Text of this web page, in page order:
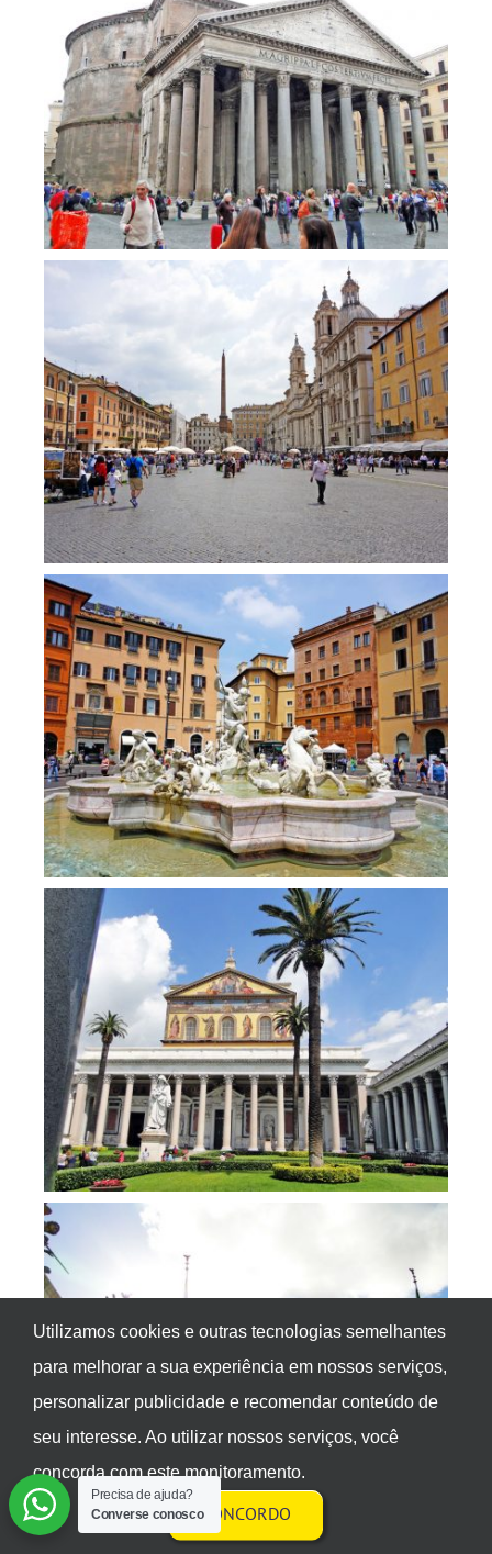
Precisa de ajuda?
Converse conosco
Utilizamos cookies e outras tecnologias semelhantes
para melhorar a sua experiência em nossos serviços,
personalizar publicidade e recomendar conteúdo de
seu interesse. Ao utilizar nossos serviços, você
concorda com este monitoramento.
CONCORDO